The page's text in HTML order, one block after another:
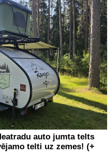
auto jumta telts
telti uz zemes! (+